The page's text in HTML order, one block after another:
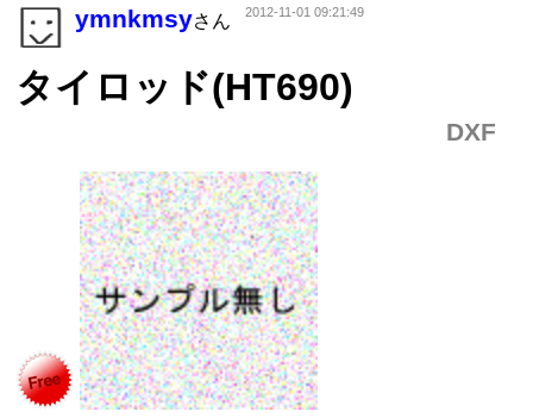
ymnkmsyさん 2012-11-01 09:21:49
タイロッド(HT690)
DXF